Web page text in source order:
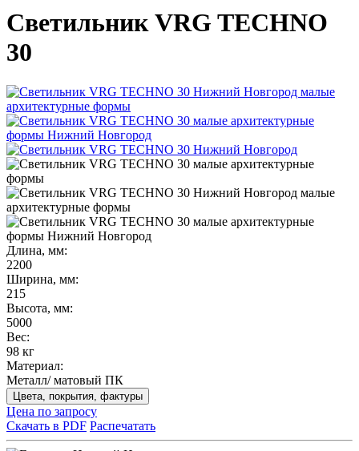
Светильник VRG TECHNO
30
Длина, мм:
2200
Ширина, мм:
215
Высота, мм:
5000
Вес:
98 кг
Материал:
Металл/ матовый ПК
Цвета, покрытия, фактуры
Цена по запросу
Скачать в PDF Распечатать